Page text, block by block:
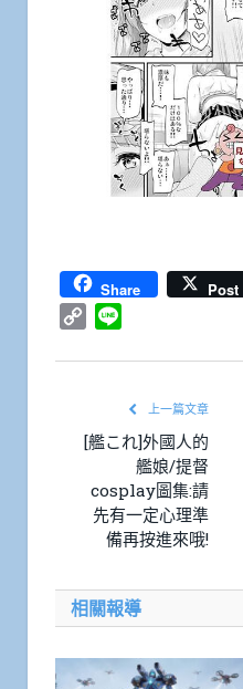
Share Post
Copy
上一篇文章
[艦これ]外國人的
艦娘/提督
cosplay圖集:請
先有一定心理準
備再按進來哦!
相關報導